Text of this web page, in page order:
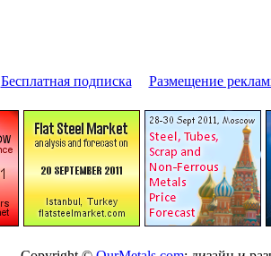
Бесплатная подписка Размещение